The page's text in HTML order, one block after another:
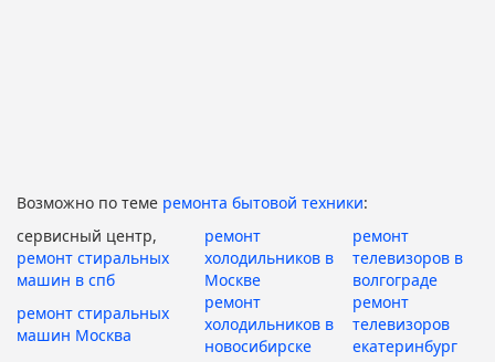
Возможно по теме ремонта бытовой техники:
сервисный центр,
ремонт стиральных
машин в спб
ремонт
холодильников в
Москве
ремонт
телевизоров в
волгограде
ремонт стиральных
машин Москва
ремонт
холодильников в
новосибирске
ремонт
телевизоров
екатеринбург